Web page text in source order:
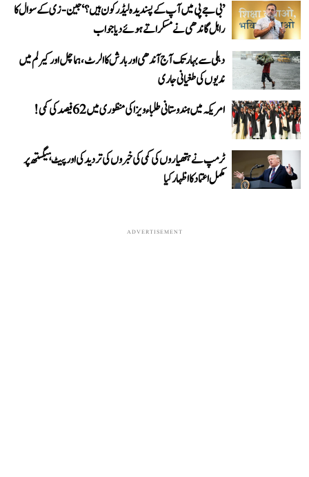
’بی جے پی میں آپ کے پسندیدہ لیڈر کون ہیں؟‘ جین-زی کے سوال کا
راہل گاندھی نے مسکراتے ہوئے دیا جواب
دہلی سے بہار تک آج آندھی اور بارش کا الرٹ، ہماچل اور کیرلم میں
ندیوں کی طغیانی جاری
امریکہ میں ہندوستانی طلباء ویزا کی منظوری میں 62 فیصد کی کمی!
ٹرمپ نے ہتھیاروں کی کمی کی خبروں کی تردید کی اور پیٹ ہیگستھ پر
مکمل اعتماد کا اظہار کیا
ADVERTISEMENT